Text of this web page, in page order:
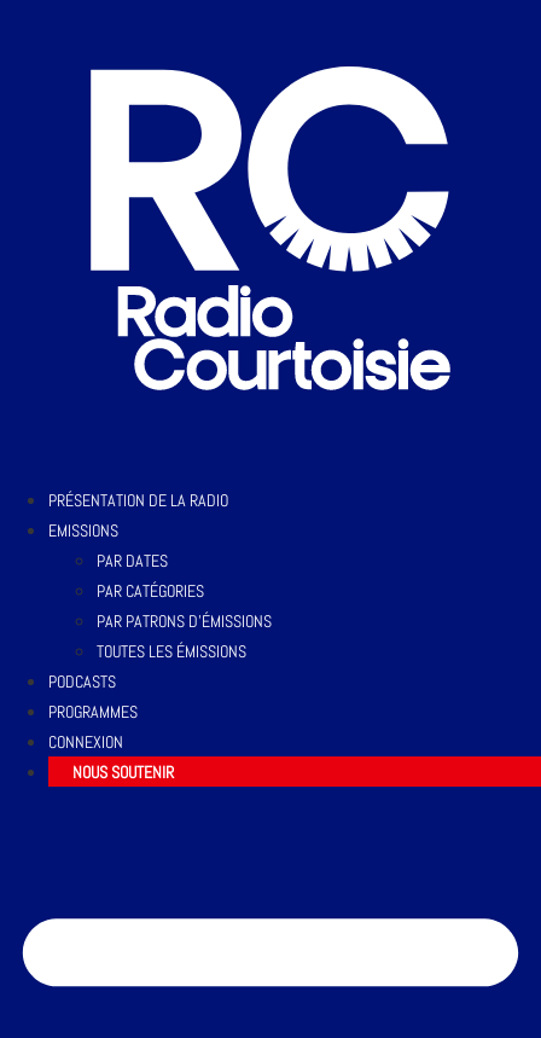
PRÉSENTATION DE LA RADIO
EMISSIONS
PAR DATES
PAR CATÉGORIES
PAR PATRONS D’ÉMISSIONS
TOUTES LES ÉMISSIONS
PODCASTS
PROGRAMMES
CONNEXION
NOUS SOUTENIR